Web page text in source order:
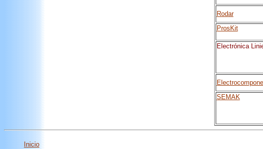
Rodar
ProsKit
Electrónica
SEMAK
Inicio